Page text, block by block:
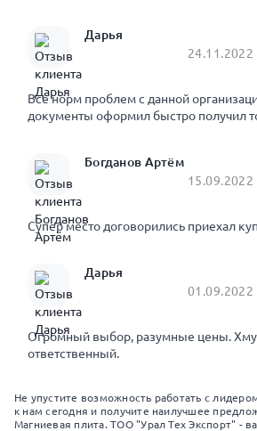
Дарья
24.11.2022
Все норм проблем с данной
документы оформил быстро получил
Богданов Артём
15.09.2022
Супер место договорились приехал
Дарья
01.09.2022
Огромный выбор, разумные цены.
ответственный.
Не упустите возможность работать с
к нам сегодня и получите наилучшее
Магниевая плита. ТОО "Урал Тех Экспорт" -